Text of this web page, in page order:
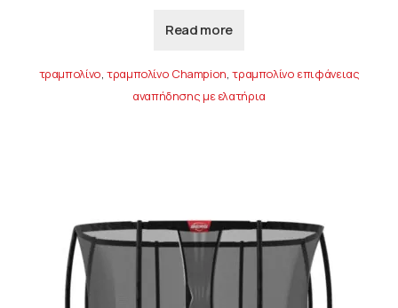
Read more
τραμπολίνο,τραμπολίνο Champion,τραμπολίνο επιφάνειας
αναπήδησης με ελατήρια